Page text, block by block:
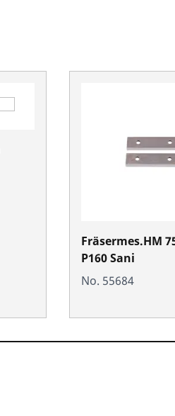
Fräsermes.HM
P160 Sani
No. 55684